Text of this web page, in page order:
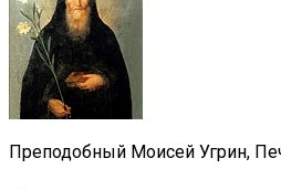
Преподобный Моисей Угрин,